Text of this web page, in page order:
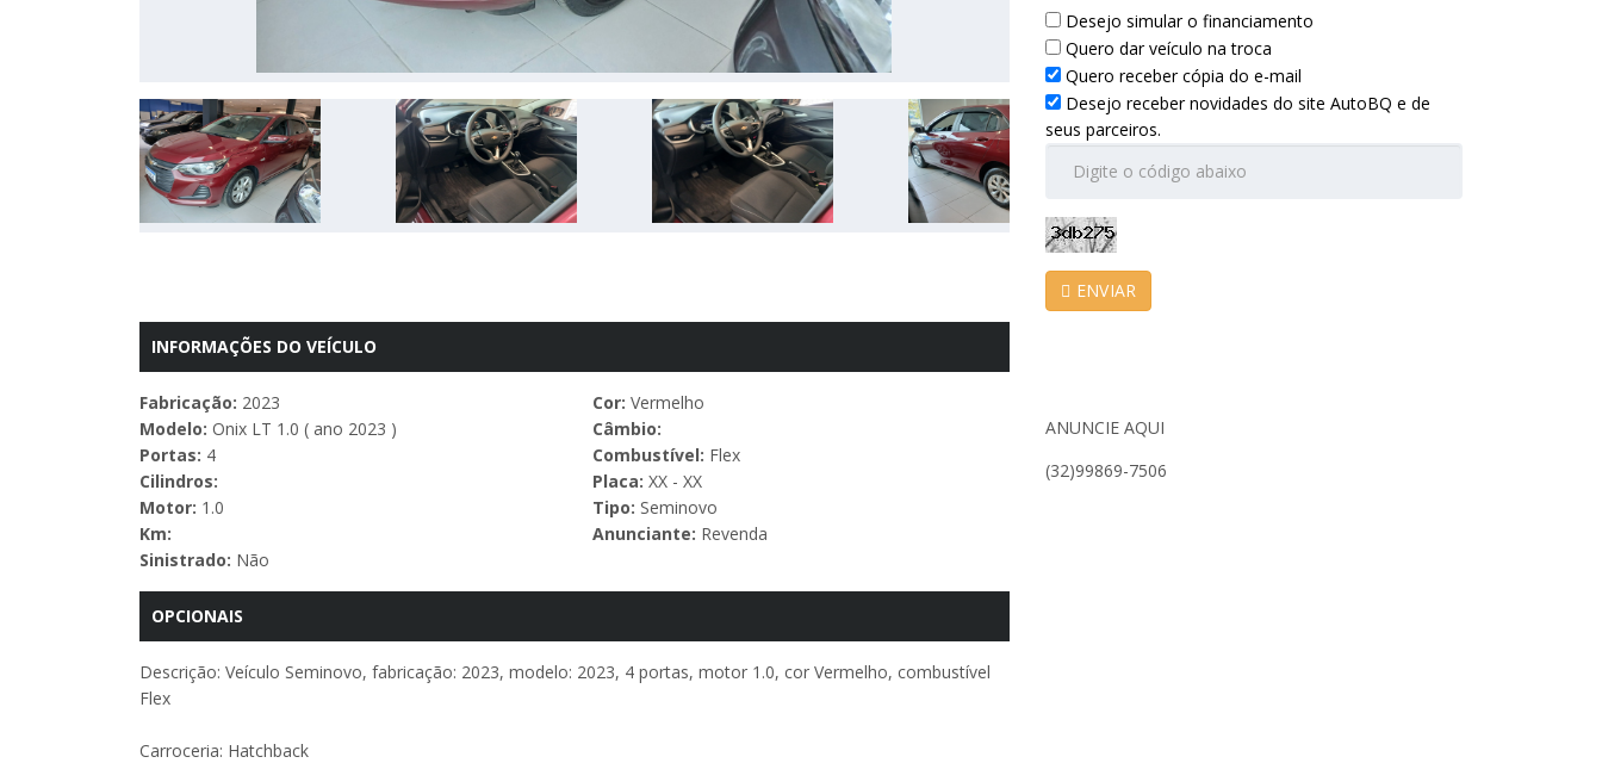
INFORMAÇÕES DO VEÍCULO
Fabricação: 2023
Modelo: Onix LT 1.0 ( ano 2023 )
Portas: 4
Cilindros:
Motor: 1.0
Km:
Sinistrado: Não
Cor: Vermelho
Câmbio:
Combustível: Flex
Placa: XX - XX
Tipo: Seminovo
Anunciante: Revenda
OPCIONAIS
Descrição: Veículo Seminovo, fabricação: 2023, modelo: 2023, 4 portas, motor 1.0, cor Vermelho, combustível
Flex
Carroceria: Hatchback
Desejo simular o financiamento
Quero dar veículo na troca
Quero receber cópia do e-mail
Desejo receber novidades do site AutoBQ e de
seus parceiros.
ENVIAR
ANUNCIE AQUI
(32)99869-7506